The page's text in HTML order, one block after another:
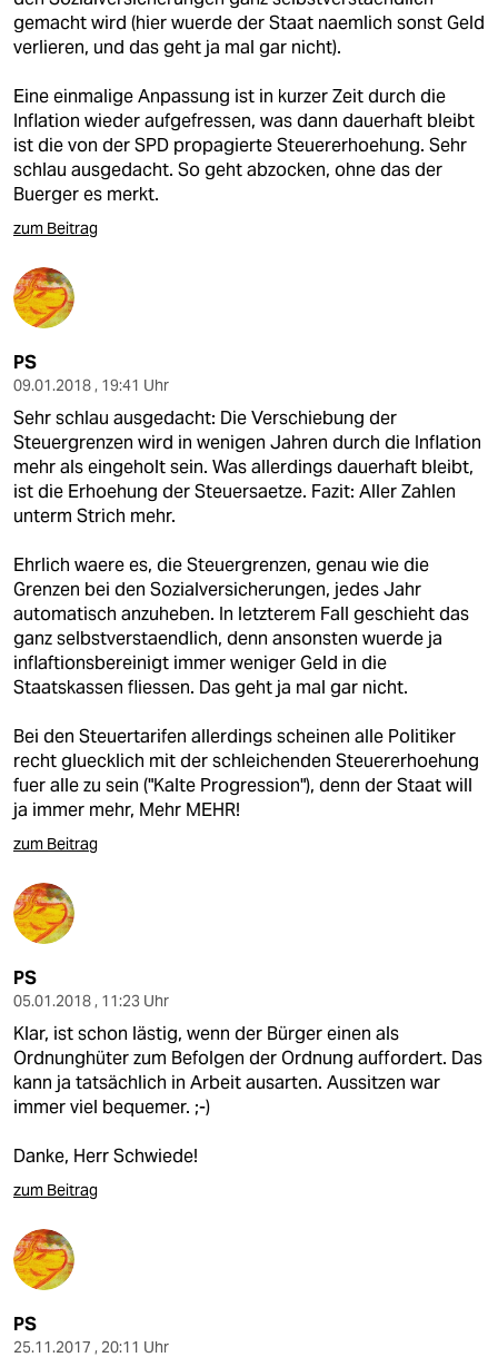
gemacht wird (hier wuerde der Staat naemlich sonst Geld
verlieren, und das geht ja mal gar nicht).
Eine einmalige Anpassung ist in kurzer Zeit durch die
Inflation wieder aufgefressen, was dann dauerhaft bleibt
ist die von der SPD propagierte Steuererhoehung. Sehr
schlau ausgedacht. So geht abzocken, ohne das der
Buerger es merkt.
zum Beitrag
PS
09.01.2018 , 19:41 Uhr
Sehr schlau ausgedacht: Die Verschiebung der
Steuergrenzen wird in wenigen Jahren durch die Inflation
mehr als eingeholt sein. Was allerdings dauerhaft bleibt,
ist die Erhoehung der Steuersaetze. Fazit: Aller Zahlen
unterm Strich mehr.
Ehrlich waere es, die Steuergrenzen, genau wie die
Grenzen bei den Sozialversicherungen, jedes Jahr
automatisch anzuheben. In letzterem Fall geschieht das
ganz selbstverstaendlich, denn ansonsten wuerde ja
inflaftionsbereinigt immer weniger Geld in die
Staatskassen fliessen. Das geht ja mal gar nicht.
Bei den Steuertarifen allerdings scheinen alle Politiker
recht gluecklich mit der schleichenden Steuererhoehung
fuer alle zu sein ("Kalte Progression"), denn der Staat will
ja immer mehr, Mehr MEHR!
zum Beitrag
PS
05.01.2018 , 11:23 Uhr
Klar, ist schon lästig, wenn der Bürger einen als
Ordnunghüter zum Befolgen der Ordnung auffordert. Das
kann ja tatsächlich in Arbeit ausarten. Aussitzen war
immer viel bequemer. ;-)
Danke, Herr Schwiede!
zum Beitrag
PS
25.11.2017 , 20:11 Uhr